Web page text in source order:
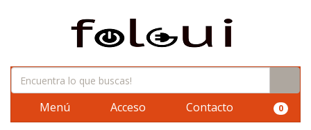
Menú Acceso Contacto 0